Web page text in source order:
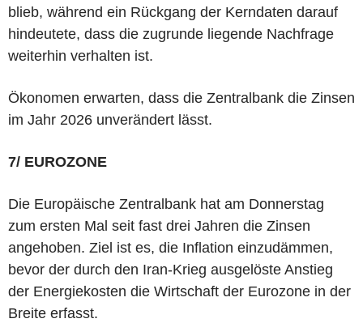
blieb, während ein Rückgang der Kerndaten darauf
hindeutete, dass die zugrunde liegende Nachfrage
weiterhin verhalten ist.
Ökonomen erwarten, dass die Zentralbank die Zinsen
im Jahr 2026 unverändert lässt.
7/ EUROZONE
Die Europäische Zentralbank hat am Donnerstag
zum ersten Mal seit fast drei Jahren die Zinsen
angehoben. Ziel ist es, die Inflation einzudämmen,
bevor der durch den Iran-Krieg ausgelöste Anstieg
der Energiekosten die Wirtschaft der Eurozone in der
Breite erfasst.